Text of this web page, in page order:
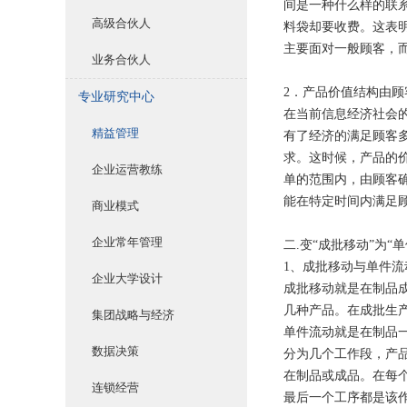
高级合伙人
业务合伙人
专业研究中心
精益管理
企业运营教练
商业模式
企业常年管理
企业大学设计
集团战略与经济
数据决策
连锁经营
间是一种什么样的联
料袋却要收费。这表
主要面对一般顾客，
2．产品价值结构由
在当前信息经济社会
有了经济的满足顾客
求。这时候，产品的
单的范围内，由顾客
能在特定时间内满足
二.变“成批移动”为“
1、成批移动与单件
成批移动就是在制品
几种产品。在成批生
单件流动就是在制品
分为几个工作段，产
在制品或成品。在每
最后一个工序都是该